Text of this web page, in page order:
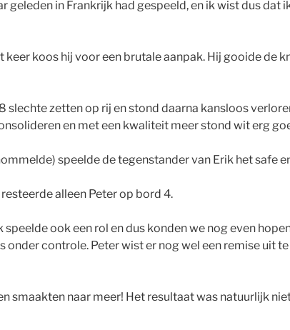
geleden in Frankrijk had gespeeld, en ik wist dus
koos hij voor een brutale aanpak. Hij gooide de
zetten op rij en stond daarna kansloos
en met een kwaliteit meer stond wit erg
speelde de tegenstander van Erik het safe
alleen Peter op bord 4.
ook een rol en dus konden we nog even
controle. Peter wist er nog wel een remise uit
smaakten naar meer! Het resultaat was natuurlijk